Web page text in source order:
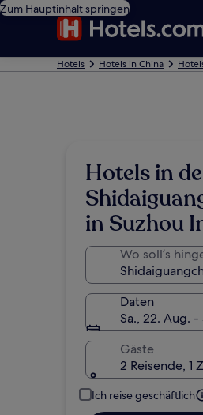
Zum Hauptinhalt springen
Hotels Hotels in China
Hotels in
in Suzhou
Wo soll’s
Daten
Sa., 22. Aug.
Gäste
2 Reisende, 1
Ich reise geschäftlich